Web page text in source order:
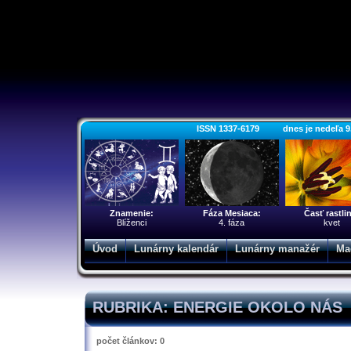
ISSN 1337-6179 dnes je nedeľa 9.
Znamenie:
Blíženci
Fáza Mesiaca:
4. fáza
Časť
kvet
Úvod Lunárny kalendár Lunárny manažér
RUBRIKA: ENERGIE OKOLO NÁS
počet článkov: 0